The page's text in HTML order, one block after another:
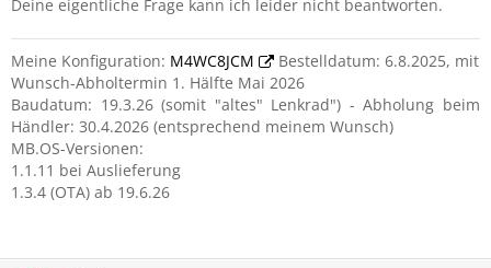
Deine eigentliche Frage kann ich leider nicht beantworten.
Meine Konfiguration: M4WC8JCM
Bestelldatum: 6.8.2025, mit
Wunsch-Abholtermin 1. Hälfte Mai 2026
Baudatum: 19.3.26 (somit "altes" Lenkrad") - Abholung beim
Händler: 30.4.2026 (entsprechend meinem Wunsch)
MB.OS-Versionen:
1.1.11 bei Auslieferung
1.3.4 (OTA) ab 19.6.26